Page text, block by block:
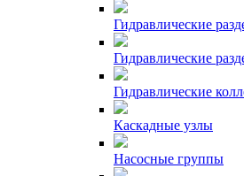
Гидравлические
Гидравлические
Гидравлические
Каскадные узлы
Насосные группы